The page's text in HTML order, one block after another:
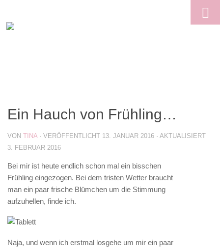
Ein Hauch von Frühling…
VON TINA · VERÖFFENTLICHT 13. JANUAR 2016 · AKTUALISIERT
3. FEBRUAR 2016
Bei mir ist heute endlich schon mal ein bisschen
Frühling eingezogen. Bei dem tristen Wetter braucht
man ein paar frische Blümchen um die Stimmung
aufzuhellen, finde ich.
Naja, und wenn ich erstmal losgehe um mir ein paar